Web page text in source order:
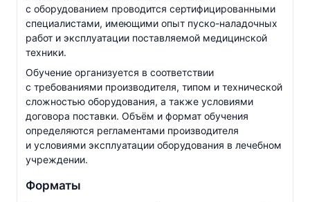
с оборудованием проводится сертифицированными
специалистами, имеющими опыт пуско-наладочных
работ и эксплуатации поставляемой медицинской
техники.
Обучение организуется в соответствии
с требованиями производителя, типом и технической
сложностью оборудования, а также условиями
договора поставки. Объём и формат обучения
определяются регламентами производителя
и условиями эксплуатации оборудования в лечебном
учреждении.
Форматы